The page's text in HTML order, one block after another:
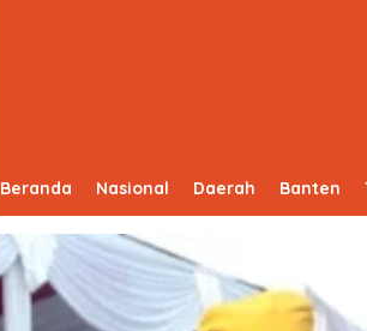
Beranda Nasional Daerah Banten